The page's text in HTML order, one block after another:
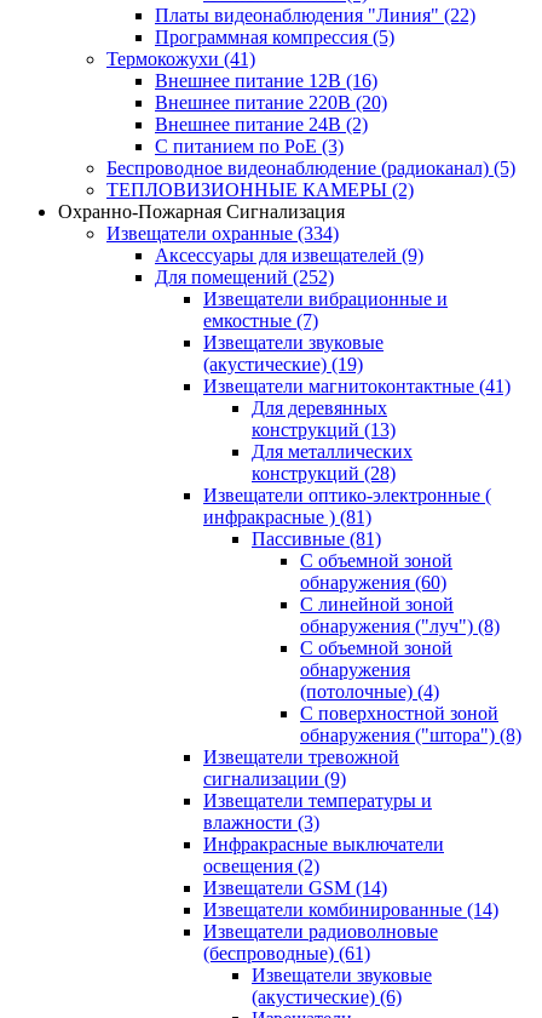
Платы видеонаблюдения "Линия" (22)
Программная компрессия (5)
Термокожухи (41)
Внешнее питание 12В (16)
Внешнее питание 220В (20)
Внешнее питание 24В (2)
С питанием по PoE (3)
Беспроводное видеонаблюдение (радиоканал) (5)
ТЕПЛОВИЗИОННЫЕ КАМЕРЫ (2)
Охранно-Пожарная Сигнализация
Извещатели охранные (334)
Аксессуары для извещателей (9)
Для помещений (252)
Извещатели вибрационные и
емкостные (7)
Извещатели звуковые
(акустические) (19)
Извещатели магнитоконтактные (41)
Для деревянных
конструкций (13)
Для металлических
конструкций (28)
Извещатели оптико-электронные (
инфракрасные ) (81)
Пассивные (81)
С объемной зоной
обнаружения (60)
С линейной зоной
обнаружения ("луч") (8)
С объемной зоной
обнаружения
(потолочные) (4)
С поверхностной зоной
обнаружения ("штора") (8)
Извещатели тревожной
сигнализации (9)
Извещатели температуры и
влажности (3)
Инфракрасные выключатели
освещения (2)
Извещатели GSM (14)
Извещатели комбинированные (14)
Извещатели радиоволновые
(беспроводные) (61)
Извещатели звуковые
(акустические) (6)